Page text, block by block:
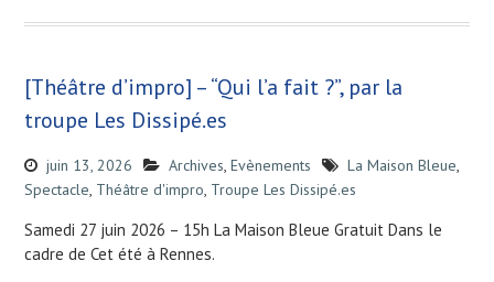
[Théâtre d’impro] – “Qui l’a fait ?”, par la
troupe Les Dissipé.es
juin 13, 2026 Archives, Evènements La Maison Bleue,
Spectacle, Théâtre d'impro, Troupe Les Dissipé.es
Samedi 27 juin 2026 – 15h La Maison Bleue Gratuit Dans le
cadre de Cet été à Rennes.